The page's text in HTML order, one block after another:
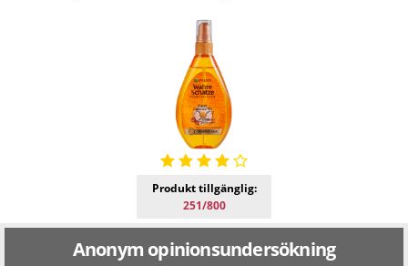
Produkt tillgänglig:
251/800
Anonym opinionsundersökning